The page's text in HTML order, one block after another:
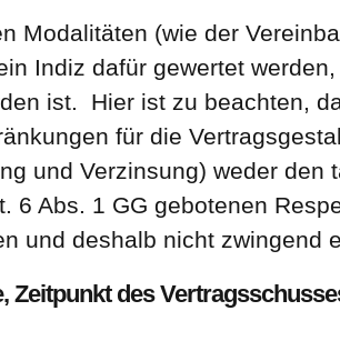
Modalitäten (wie der
Indiz dafür gewertet
ist. Hier ist zu beachten,
für die
und Verzinsung) weder den
6 Abs. 1 GG gebotenen
und deshalb nicht zwingend
Zeitpunkt des